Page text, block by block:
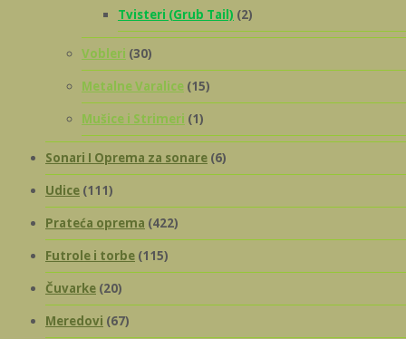
Tvisteri (Grub Tail) (2)
Vobleri (30)
Metalne Varalice (15)
Mušice i Strimeri (1)
Sonari I Oprema za sonare (6)
Udice (111)
Prateća oprema (422)
Futrole i torbe (115)
Čuvarke (20)
Meredovi (67)